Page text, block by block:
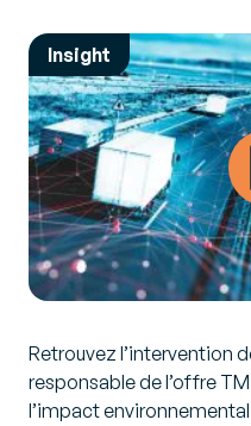
Insight
Retrouvez l’intervention
responsable de l’offre
l’impact